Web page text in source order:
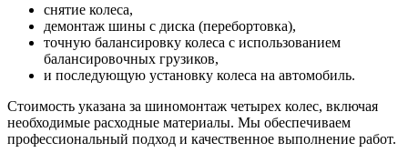
снятие колеса,
демонтаж шины с диска (перебортовка),
точную балансировку колеса с использованием
балансировочных грузиков,
и последующую установку колеса на автомобиль.
Стоимость указана за шиномонтаж четырех колес, включая
необходимые расходные материалы. Мы обеспечиваем
профессиональный подход и качественное выполнение работ.